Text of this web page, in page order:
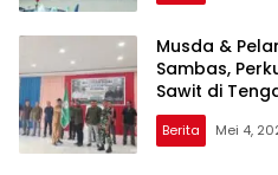
Musda &
Sambas,
Sawit di
Berita Mei 4,